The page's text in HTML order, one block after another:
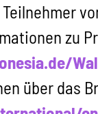
zu
über das